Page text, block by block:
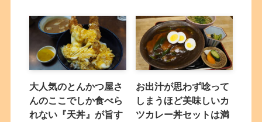
大人気のとんかつ屋さ
んのここでしか食べら
れない『天丼』が旨す
お出汁が思わず唸って
しまうほど美味しいカ
ツカレー丼セットは満